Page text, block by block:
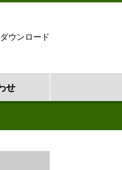
ウンロード
せ